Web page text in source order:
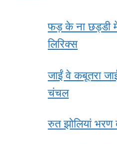
फड़ के ना छड्डी
लिरिक्स
जाईं वे कबूतरा
चंचल
रुत झोलियां भरण